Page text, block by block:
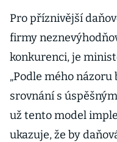
Pro příznivější
firmy
konkurenci, je
„Podle mého
srovnání s
už tento model
ukazuje, že by